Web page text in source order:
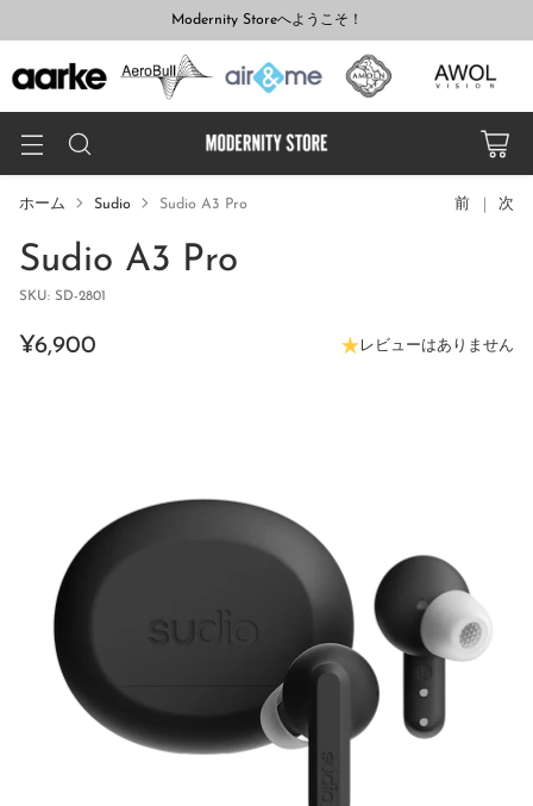
Modernity Storeへようこそ！
ホーム Sudio Sudio A3 Pro 前 次
Sudio A3 Pro
SKU: SD-2801
¥6,900 レビューはありません